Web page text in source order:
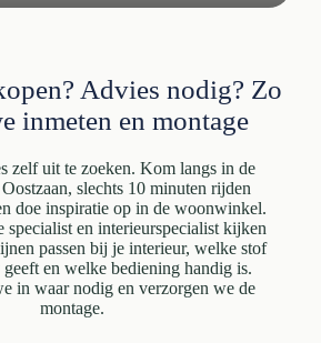
Advies nodig? Zo
inmeten en montage
zelf uit te zoeken. Kom langs in de
slechts 10 minuten rijden
doe inspiratie op in de woonwinkel.
specialist en interieurspecialist kijken
passen bij je interieur, welke stof
en welke bediening handig is.
in waar nodig en verzorgen we de
montage.